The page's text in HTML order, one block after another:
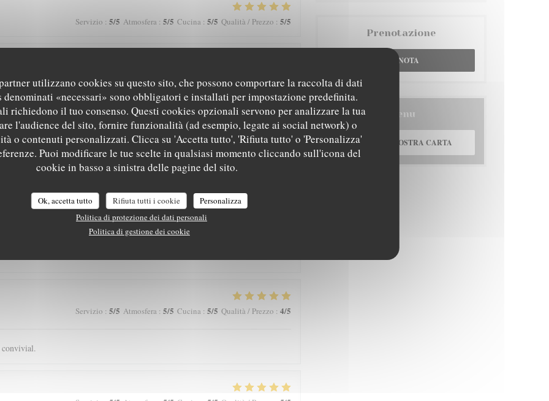
utilizzano cookies su questo sito, che possono comportare la raccolta di dati
«necessari» sono obbligatori e installati per impostazione predefinita.
richiedono il tuo consenso. Questi cookies opzionali servono per analizzare la tua
l'audience del sito, fornire funzionalità (ad esempio, legate ai social network) o
o contenuti personalizzati. Clicca su 'Accetta tutto', 'Rifiuta tutto' o 'Personalizza'
Puoi modificare le tue scelte in qualsiasi momento cliccando sull'icona del
cookie in basso a sinistra delle pagine del sito.
Ok, accetta tutto Rifiuta tutti i cookie
Personalizza
Politica di protezione dei dati personali
Politica di gestione dei cookie
Servizio : 5/5 Atmosfera : 5/5 Cucina : 5/5 Qualità / Prezzo : 5/5
Servizio: 5/5 Atmosfera:5/5 Cucina :5/5 Qualità / Prezzo: 5/5
avec des produits de bonne qualité, très bon restaurant. J'ai adoré.
Servizio:5/5 Atmosfera:4/5 Cucina:
Servizio : 5/5 Atmosfera : 5/5 Cucina : 5/5 Qualità / Prezzo : 4/5
convivial.
Prenotazione
PRENOTA
Menu
SCOPRI LA NOSTRA CARTA